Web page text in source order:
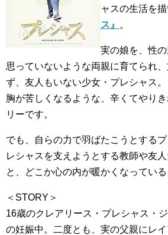
ャスの生活を
ス』
。
実の娘を、性
思っていないような両親に育てられ
ず、友人もいない少女・プレシャス。
胸が苦しくなるような、辛くてやり
リーです。
でも、自らの力で羽ばたこうとする
レシャスを支えようとする教師や友
と、どこか心の内が暖かくなっている
＜STORY＞
16歳のクレアリース・プレシャス・
の妊娠中。二度とも、実の父親にレ